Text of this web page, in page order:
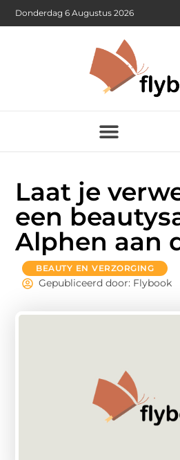
Donderdag 6 Augustus 2026
Laat je
een
Alphen aan
BEAUTY EN VERZORGING
Gepubliceerd door: Flybook